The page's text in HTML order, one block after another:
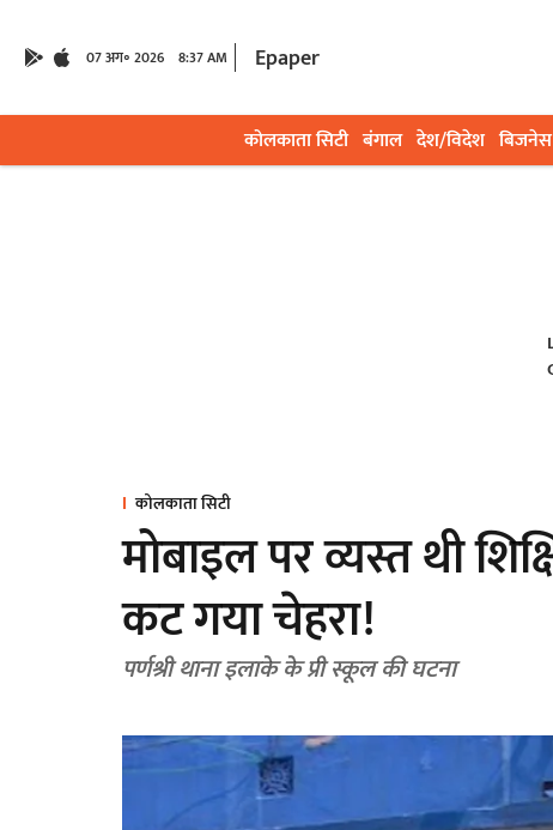
07 अग॰ 2026 8:37 AM Epaper
कोलकाता सिटी बंगाल देश/विदेश बिजनेस
कोलकाता सिटी
मोबाइल पर व्यस्त थी
कट गया चेहरा!
पर्णश्री थाना इलाके के प्री स्कूल की घटना